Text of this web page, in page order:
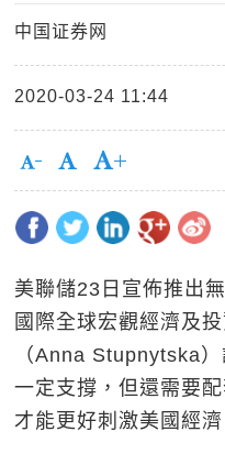
中国证券网
2020-03-24 11:44
美聯儲23日宣佈推出
國際全球宏觀經濟及
（Anna Stupnytska
一定支撐，但還需要
才能更好刺激美國經濟